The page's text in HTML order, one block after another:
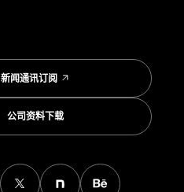
新闻通讯订阅
新闻通讯订阅
公司资料下载
公司资料下载
X note behance